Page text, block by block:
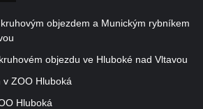
objezdem a Munickým rybníkem
objezdu ve Hluboké nad Vltavou
v ZOO Hluboká
Hluboká